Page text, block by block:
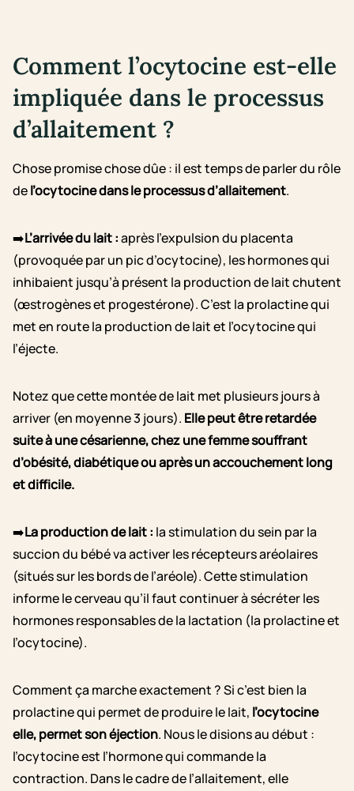
Comment l’ocytocine est-elle
impliquée dans le processus
d’allaitement ?
Chose promise chose dûe : il est temps de parler du rôle
del’ocytocine dans le processus d’allaitement.
➡️L’arrivée du lait :après l’expulsion du placenta
(provoquée par un pic d’ocytocine), les hormones qui
inhibaient jusqu’à présent la production de lait chutent
(œstrogènes et progestérone). C’est la prolactine qui
met en route la production de lait et l’ocytocine qui
l’éjecte.
Notez que cette montée de lait met plusieurs jours à
arriver (en moyenne 3 jours). Elle peut être retardée
suite à une césarienne, chez une femme souffrant
d’obésité, diabétique ou après un accouchement long
et difficile.
➡️La production de lait : la stimulation du sein par la
succion du bébé va activer les récepteurs aréolaires
(situés sur les bords de l’aréole). Cette stimulation
informe le cerveau qu’il faut continuer à sécréter les
hormones responsables de la lactation (la prolactine et
l’ocytocine).
Comment ça marche exactement ? Si c’est bien la
prolactine qui permet de produire le lait, l’ocytocine
elle, permet son éjection. Nous le disions au début :
l’ocytocine est l’hormone qui commande la
contraction. Dans le cadre de l’allaitement, elle